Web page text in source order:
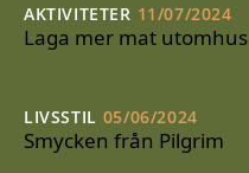
AKTIVITETER 11/07/2024
Laga mer mat utomhus
LIVSSTIL 05/06/2024
Smycken från Pilgrim